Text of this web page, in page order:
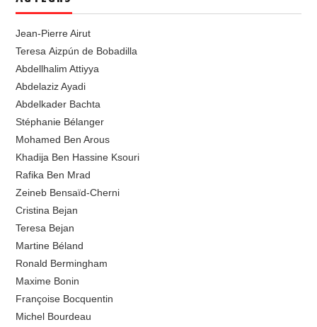
Jean-Pierre Airut
Teresa Aizpún de Bobadilla
Abdellhalim Attiyya
Abdelaziz Ayadi
Abdelkader Bachta
Stéphanie Bélanger
Mohamed Ben Arous
Khadija Ben Hassine Ksouri
Rafika Ben Mrad
Zeineb Bensaïd-Cherni
Cristina Bejan
Teresa Bejan
Martine Béland
Ronald Bermingham
Maxime Bonin
Françoise Bocquentin
Michel Bourdeau